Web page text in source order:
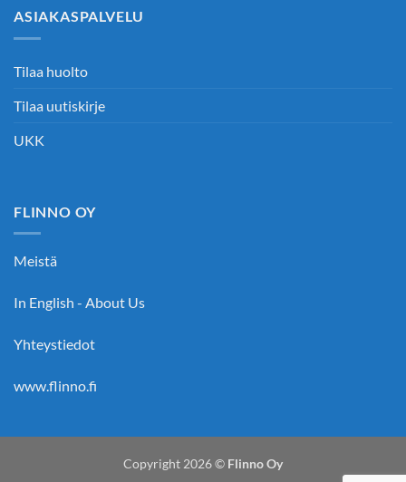
ASIAKASPALVELU
Tilaa huolto
Tilaa uutiskirje
UKK
FLINNO OY
Meistä
In English - About Us
Yhteystiedot
www.flinno.fi
Copyright 2026 © Flinno Oy